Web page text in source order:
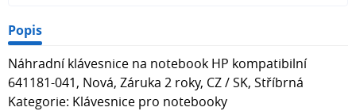
Popis
Náhradní klávesnice na notebook HP kompatibilní
641181-041, Nová, Záruka 2 roky, CZ / SK, Stříbrná
Kategorie: Klávesnice pro notebooky